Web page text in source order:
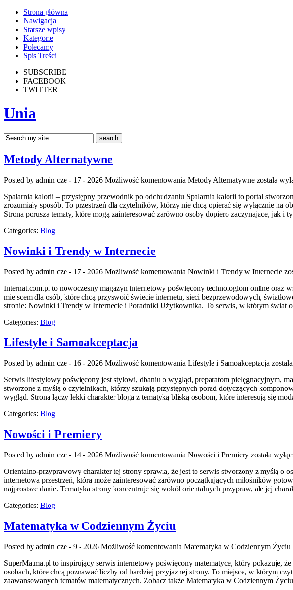
Strona główna
Nawigacja
Starsze wpisy
Kategorie
Polecamy
Spis Treści
SUBSCRIBE
FACEBOOK
TWITTER
Unia
Metody Alternatywne
Posted by admin cze - 17 - 2026 Możliwość komentowania Metody Alternatywne została
Spalarnia kalorii – przystępny przewodnik po odchudzaniu Spalarnia kalorii to portal
zrozumiały sposób. To przestrzeń dla czytelników, którzy nie chcą opierać się wyłącznie
Strona porusza tematy, które mogą zainteresować zarówno osoby dopiero zaczynające, jak
Categories: Blog
Nowinki i Trendy w Internecie
Posted by admin cze - 17 - 2026 Możliwość komentowania Nowinki i Trendy w Internecie
Internat.com.pl to nowoczesny magazyn internetowy poświęcony technologiom online oraz
miejscem dla osób, które chcą przyswoić świecie internetu, sieci bezprzewodowych,
stronie: Nowinki i Trendy w Internecie i Poradniki Użytkownika. To serwis, w którym świat
Categories: Blog
Lifestyle i Samoakceptacja
Posted by admin cze - 16 - 2026 Możliwość komentowania Lifestyle i Samoakceptacja
Serwis lifestylowy poświęcony jest stylowi, dbaniu o wygląd, preparatom pielęgnacyjnym,
stworzone z myślą o czytelnikach, którzy szukają przystępnych porad dotyczących
wygląd. Strona łączy lekki charakter bloga z tematyką bliską osobom, które interesują się
Categories: Blog
Nowości i Premiery
Posted by admin cze - 14 - 2026 Możliwość komentowania Nowości i Premiery została
Orientalno-przyprawowy charakter tej strony sprawia, że jest to serwis stworzony z myślą o
internetowa przestrzeń, która może zainteresować zarówno początkujących miłośników
najprostsze danie. Tematyka strony koncentruje się wokół orientalnych przypraw, ale jej
Categories: Blog
Matematyka w Codziennym Życiu
Posted by admin cze - 9 - 2026 Możliwość komentowania Matematyka w Codziennym Życiu
SuperMatma.pl to inspirujący serwis internetowy poświęcony matematyce, który pokazuje,
osobach, które chcą poznawać liczby od bardziej przyjaznej strony. To miejsce, w którym
zaawansowanych tematów matematycznych. Zobacz także Matematyka w Codziennym